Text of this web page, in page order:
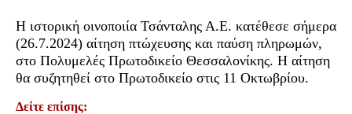
Η ιστορική οινοποιία Τσάνταλης Α.Ε. κατέθεσε σήμερα
(26.7.2024) αίτηση πτώχευσης και παύση πληρωμών,
στο Πολυμελές Πρωτοδικείο Θεσσαλονίκης. Η αίτηση
θα συζητηθεί στο Πρωτοδικείο στις 11 Οκτωβρίου.
Δείτε επίσης: